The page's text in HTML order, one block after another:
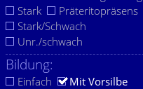
Stark
Präteritopräsens
Stark/Schwach
Unr./schwach
Bildung:
Einfach Mit Vorsilbe